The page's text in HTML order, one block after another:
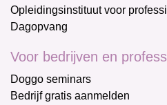
Opleidingsinstituut voor
Dagopvang
Voor bedrijven en
Doggo seminars
Bedrijf gratis aanmelden